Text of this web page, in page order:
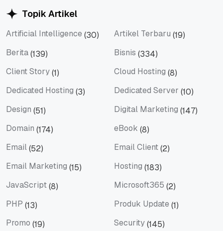
Topik Artikel
Artificial Intelligence (30) Artikel Terbaru (19)
Berita(139) Bisnis (334)
Client Story(1) Cloud Hosting (8)
Dedicated Hosting (3) Dedicated Server (10)
Design (51) Digital Marketing (147)
Domain (174) eBook (8)
Email(52) Email Client(2)
Email Marketing (15) Hosting (183)
JavaScript(8) Microsoft365 (2)
PHP (13) Produk Update (1)
Promo (19) Security(145)